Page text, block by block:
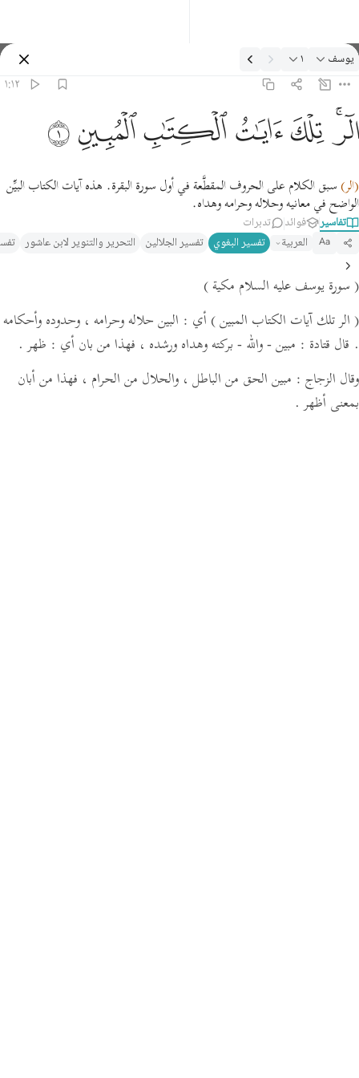
التفسير: يوسف ١:١٢
يوسف ١
١:١٢
الر تلك ايات الكتاب المبين ١
الٓر ۚ تِلْكَ ءَايَـٰتُ ٱلْكِتَـٰبِ ٱلْمُبِينِ ١
ﲒﲓﲔﲕﲖﲗﲘ
(الر)سبق الكلام على الحروف المقطَّعة في أول سورة البقرة. هذه آيات الكتاب البيِّن
الواضح في معانيه وحلاله وحرامه وهداه.
تفاسير فوائد تدبرات
Aa العربية تفسير البغوي‎ تفسير الجلالين التحرير والتنوير لابن عاشور
( سورة يوسف عليه السلام مكية )
( الر تلك آيات الكتاب المبين ) أي : البين حلاله وحرامه ، وحدوده وأحكامه
. قال قتادة : مبين - والله - بركته وهداه ورشده ، فهذا من بان أي : ظهر .
وقال الزجاج : مبين الحق من الباطل ، والحلال من الحرام ، فهذا من أبان
بمعنى أظهر .